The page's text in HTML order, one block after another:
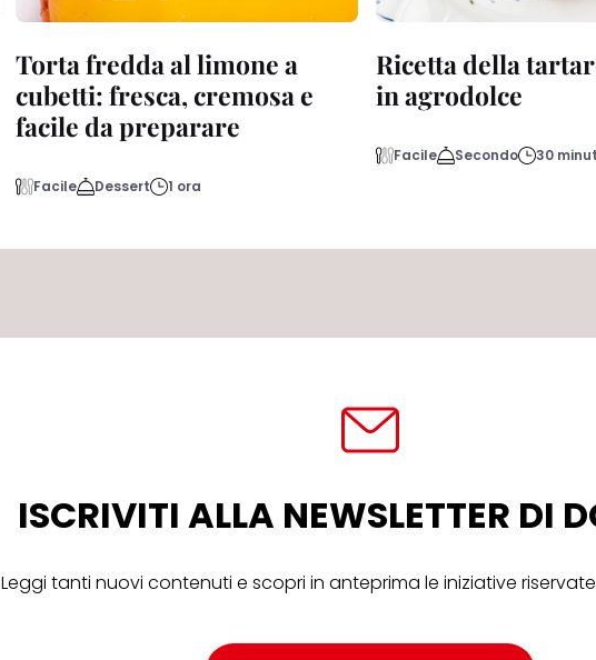
Torta fredda al limone a
cubetti: fresca, cremosa e
facile da preparare
Facile Dessert 1 ora
Ricetta della
in agrodolce
Facile Secondo 30
ISCRIVITI ALLA NEWSLETTER DI
Leggi tanti nuovi contenuti e scopri in anteprima le iniziative